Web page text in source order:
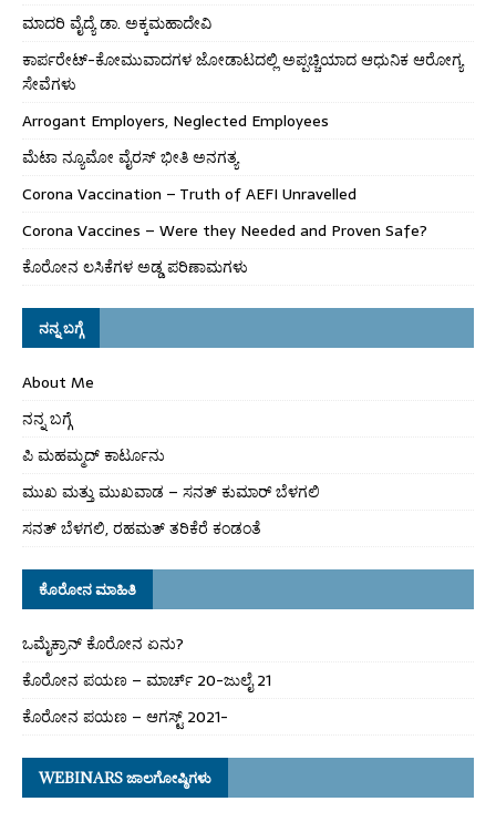
ಮಾದರಿ ವೈದ್ಯೆ ಡಾ. ಅಕ್ಕಮಹಾದೇವಿ
ಕಾರ್ಪರೇಟ್-ಕೋಮುವಾದಗಳ ಜೋಡಾಟದಲ್ಲಿ ಅಪ್ಪಚ್ಚಿಯಾದ ಆಧುನಿಕ ಆರೋಗ್ಯ
ಸೇವೆಗಳು
Arrogant Employers, Neglected Employees
ಮೆಟಾ ನ್ಯೂಮೋ ವೈರಸ್ ಭೀತಿ ಅನಗತ್ಯ
Corona Vaccination – Truth of AEFI Unravelled
Corona Vaccines – Were they Needed and Proven Safe?
ಕೊರೋನ ಲಸಿಕೆಗಳ ಅಡ್ಡ ಪರಿಣಾಮಗಳು
ನನ್ನ ಬಗ್ಗೆ
About Me
ನನ್ನ ಬಗ್ಗೆ
ಪಿ ಮಹಮ್ಮದ್ ಕಾರ್ಟೂನು
ಮುಖ ಮತ್ತು ಮುಖವಾಡ – ಸನತ್ ಕುಮಾರ್ ಬೆಳಗಲಿ
ಸನತ್ ಬೆಳಗಲಿ, ರಹಮತ್ ತರಿಕೆರೆ ಕಂಡಂತೆ
ಕೊರೋನ ಮಾಹಿತಿ
ಒಮೈಕ್ರಾನ್ ಕೊರೋನ ಏನು?
ಕೊರೋನ ಪಯಣ – ಮಾರ್ಚ್ 20-ಜುಲೈ 21
ಕೊರೋನ ಪಯಣ – ಆಗಸ್ಟ್ 2021-
WEBINARS ಜಾಲಗೋಷ್ಠಿಗಳು